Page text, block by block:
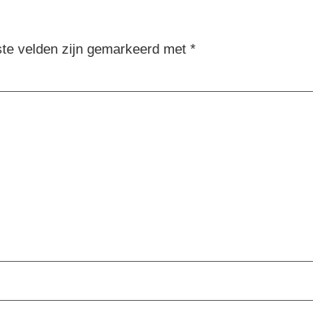
velden zijn gemarkeerd met *